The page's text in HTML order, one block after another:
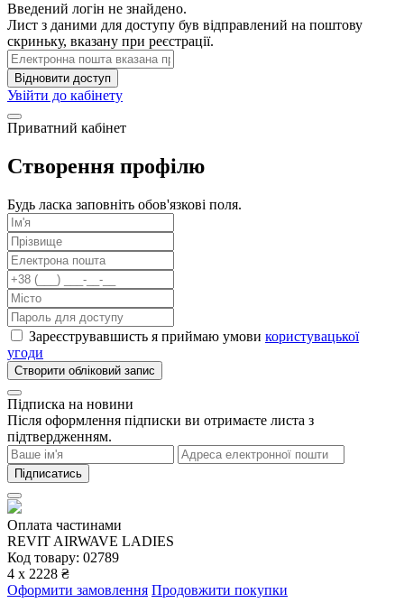
Введений логін не знайдено.
Лист з даними для доступу був відправлений на поштову
скриньку, вказану при реєстрації.
Відновити доступ
Увійти до кабінету
Приватний кабінет
Створення профілю
Будь ласка заповніть обов'язкові поля.
Зареєструвавшисть я приймаю умови користувацької
угоди
Створити обліковий запис
Підписка на новини
Після оформлення підписки ви отримаєте листа з
підтвердженням.
Підписатись
Оплата частинами
REVIT AIRWAVE LADIES
Код товару: 02789
4 х 2228 ₴
Оформити замовлення Продовжити покупки